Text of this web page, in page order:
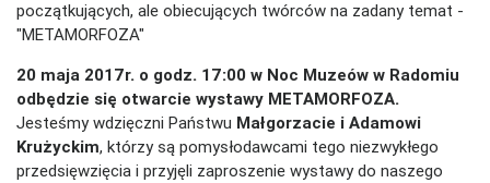
początkujących, ale obiecujących twórców na zadany temat -
"METAMORFOZA"
20 maja 2017r. o godz. 17:00 w Noc Muzeów w Radomiu
odbędzie się otwarcie wystawy METAMORFOZA.
Jesteśmy wdzięczni Państwu Małgorzacie i Adamowi
Krużyckim, którzy są pomysłodawcami tego niezwykłego
przedsięwzięcia i przyjęli zaproszenie wystawy do naszego